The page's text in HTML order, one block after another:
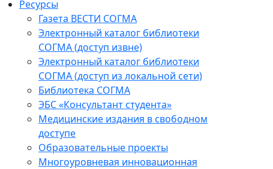
Ресурсы
Газета ВЕСТИ СОГМА
Электронный каталог библиотеки
СОГМА (доступ извне)
Электронный каталог библиотеки
СОГМА (доступ из локальной сети)
Библиотека СОГМА
ЭБС «Консультант студента»
Медицинские издания в свободном
доступе
Образовательные проекты
Многоуровневая инновационная